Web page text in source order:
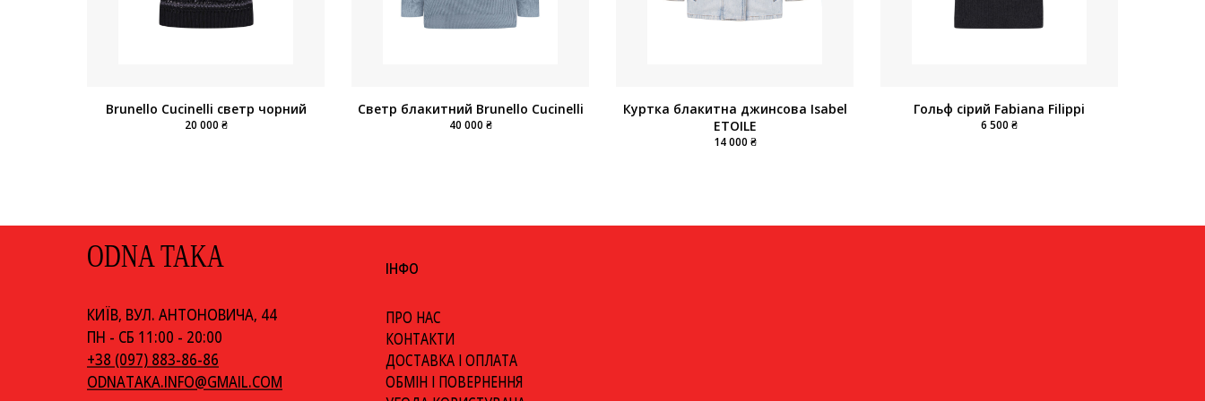
Brunello Cucinelli светр чорний
20 000 ₴
Светр блакитний Brunello Cucinelli
40 000 ₴
Куртка блакитна джинсова Isabel
ETOILE
14 000 ₴
Гольф сірий Fabiana Filippi
6 500 ₴
ODNA TAKA
КИЇВ, ВУЛ. АНТОНОВИЧА, 44
ПН - СБ 11:00 - 20:00
+38 (097) 883-86-86
ODNATAKA.INFO@GMAIL.COM
ІНФО
ПРО НАС
КОНТАКТИ
ДОСТАВКА І ОПЛАТА
ОБМІН І ПОВЕРНЕННЯ